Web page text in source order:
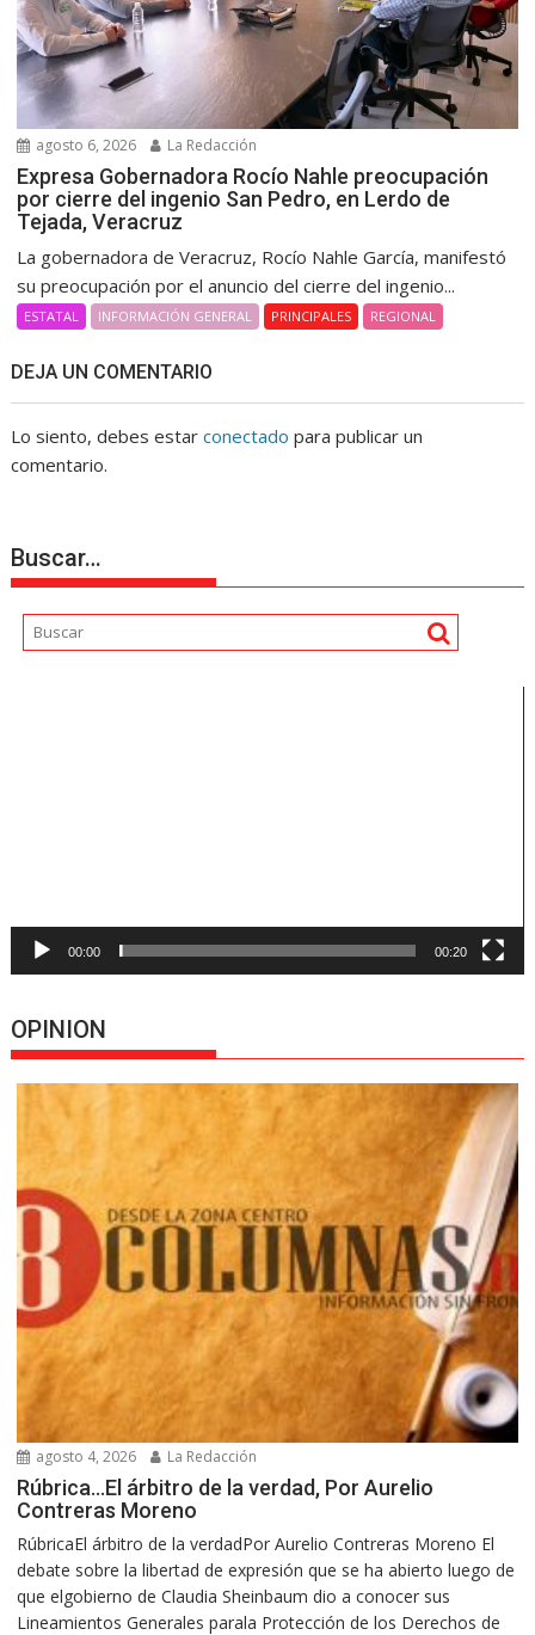
agosto 6, 2026 La Redacción
Expresa Gobernadora Rocío Nahle preocupación
por cierre del ingenio San Pedro, en Lerdo de
Tejada, Veracruz
La gobernadora de Veracruz, Rocío Nahle García, manifestó
su preocupación por el anuncio del cierre del ingenio...
ESTATAL INFORMACIÓN GENERAL PRINCIPALES REGIONAL
DEJA UN COMENTARIO
Lo siento, debes estarconectado para publicar un
comentario.
Buscar…
00:00 00:20
OPINION
agosto 4, 2026 La Redacción
Rúbrica…El árbitro de la verdad, Por Aurelio
Contreras Moreno
RúbricaEl árbitro de la verdadPor Aurelio Contreras Moreno El
debate sobre la libertad de expresión que se ha abierto luego de
que elgobierno de Claudia Sheinbaum dio a conocer sus
Lineamientos Generales parala Protección de los Derechos de